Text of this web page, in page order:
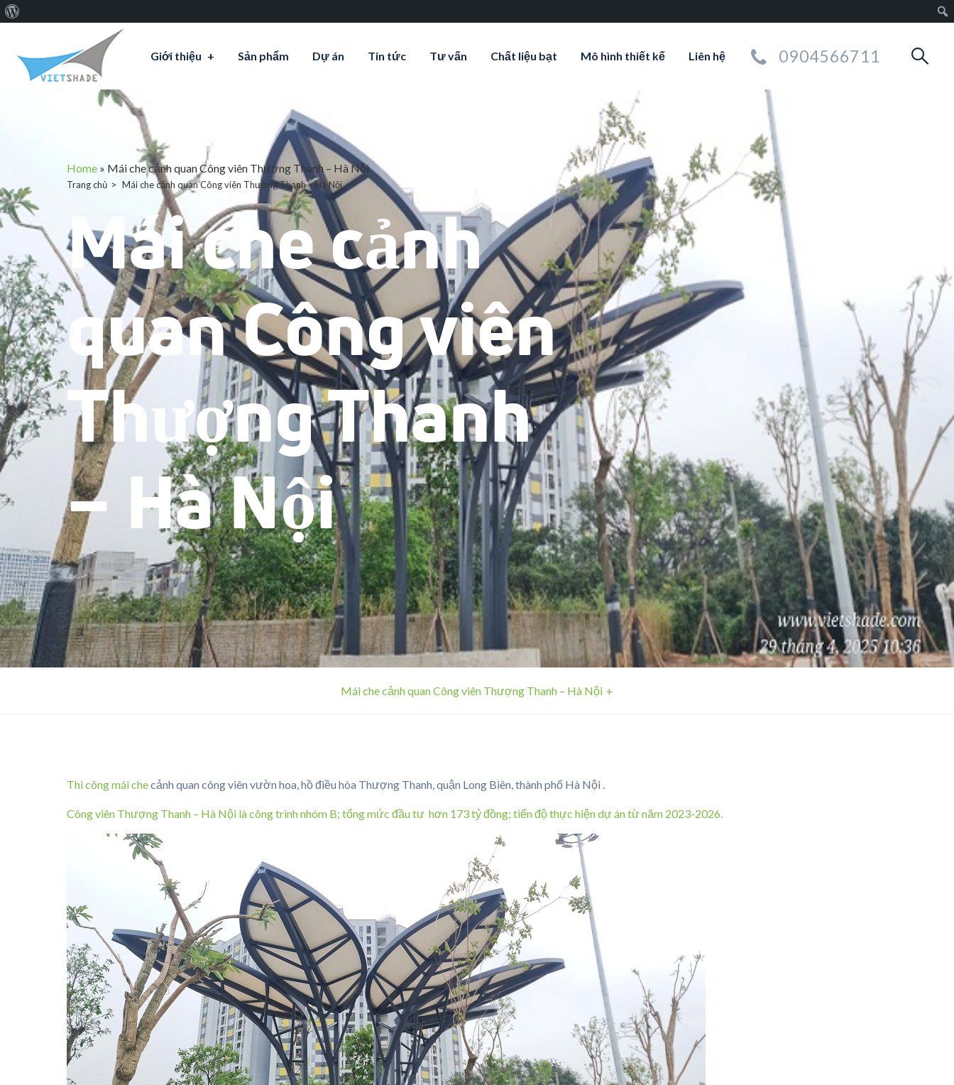
Giới thiệu Sản phẩm Dự án Tin tức Tư vấn Chất liệu bạt Mô hình thiết kế Liên hệ 0904566711
Home » Mái che cảnh quan Công viên Thượng Thanh – Hà Nội
Trang chủ Mái che cảnh quan Công viên Thượng Thanh – Hà Nội
Mái che cảnh
quan Công viên
Thượng Thanh
– Hà Nội
Mái che cảnh quan Công viên Thượng Thanh – Hà Nội
Thi công mái checảnh quan công viên vườn hoa, hồ điều hòa Thượng Thanh, quận Long Biên, thành phố Hà Nội .
Công viên Thượng Thanh – Hà Nội là công trình nhóm B; tổng mức đầu tư hơn 173 tỷ đồng; tiến độ thực hiện dự án từ năm 2023-2026.
về
WordPress